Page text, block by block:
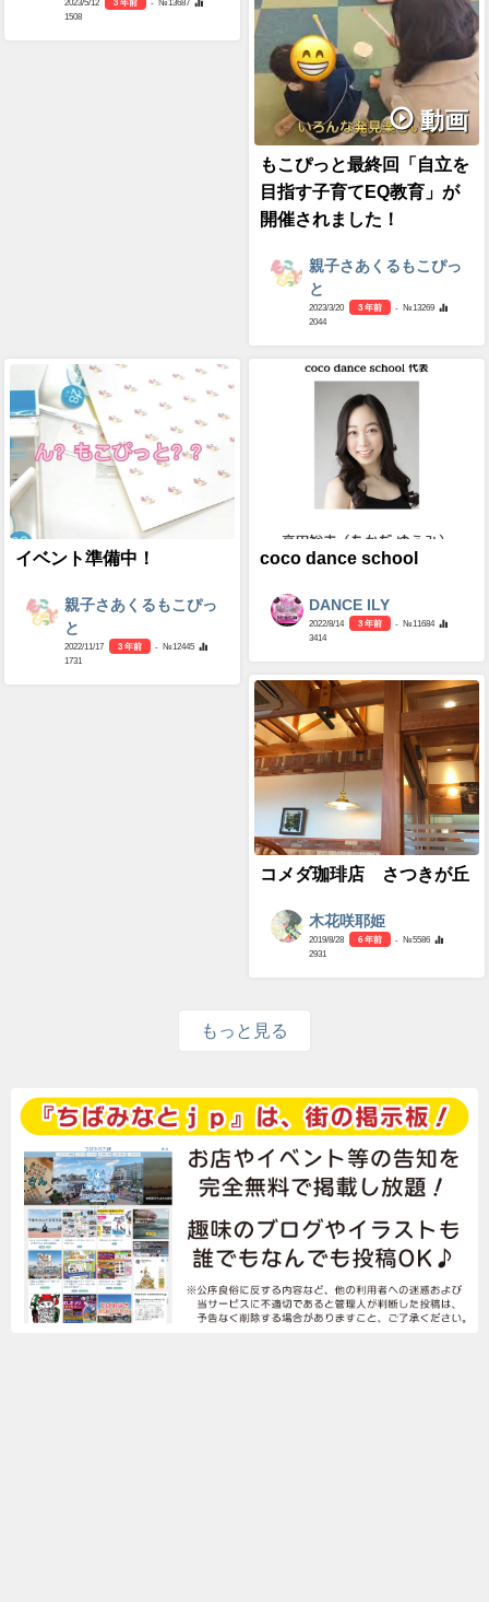
1508
動画
もこぴっと最終回「自立を
目指す子育てEQ教育」が
開催されました！
親子さあくるもこぴっ
と
2023/3/20 3 年前
- №13269
2044
イベント準備中！
親子さあくるもこぴっ
と
2022/11/17 3 年前
- №12445
1731
coco dance school
DANCE ILY
2022/8/14 3 年前
- №11684
3414
コメダ珈琲店 さつきが丘
木花咲耶姫
2019/8/28 6 年前
- №5586
2931
もっと見る